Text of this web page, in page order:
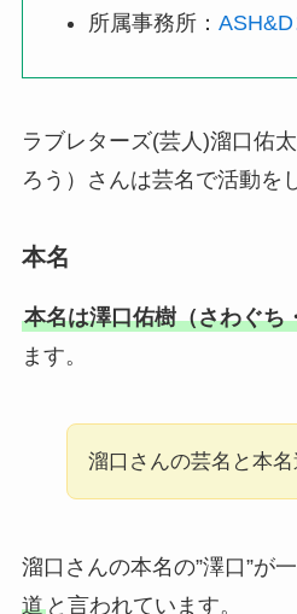
所属事務所：
ラブレターズ(芸人)溜口佑
ろう）さんは芸名で活動を
本名
本名は澤口佑樹（さわぐち
ます。
溜口さんの芸名と本
溜口さんの本名の”澤口”が
道と言われています。